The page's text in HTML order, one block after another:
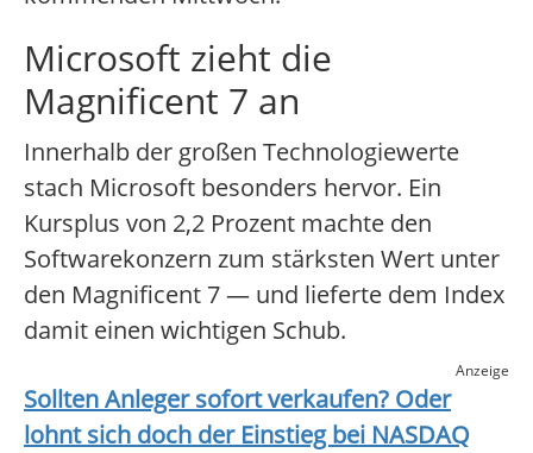
Microsoft zieht die
Magnificent 7 an
Innerhalb der großen Technologiewerte
stach Microsoft besonders hervor. Ein
Kursplus von 2,2 Prozent machte den
Softwarekonzern zum stärksten Wert unter
den Magnificent 7 — und lieferte dem Index
damit einen wichtigen Schub.
Anzeige
Sollten Anleger sofort verkaufen? Oder
lohnt sich doch der Einstieg bei NASDAQ